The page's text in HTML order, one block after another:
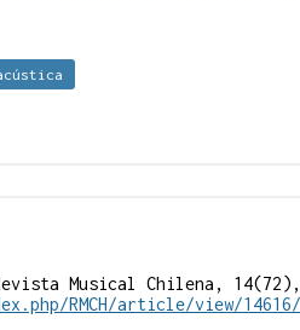
Musical Chilena, 14(72),
RMCH/article/view/14616/